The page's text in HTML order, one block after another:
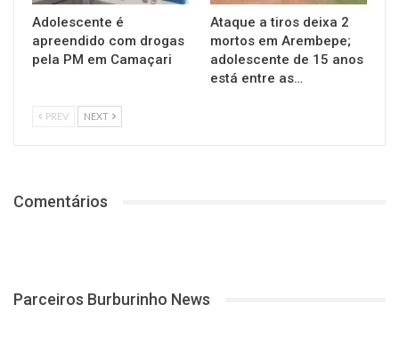
Adolescente é
apreendido com drogas
pela PM em Camaçari
Ataque a tiros deixa 2
mortos em Arembepe;
adolescente de 15 anos
está entre as…
PREV NEXT
Comentários
Parceiros Burburinho News